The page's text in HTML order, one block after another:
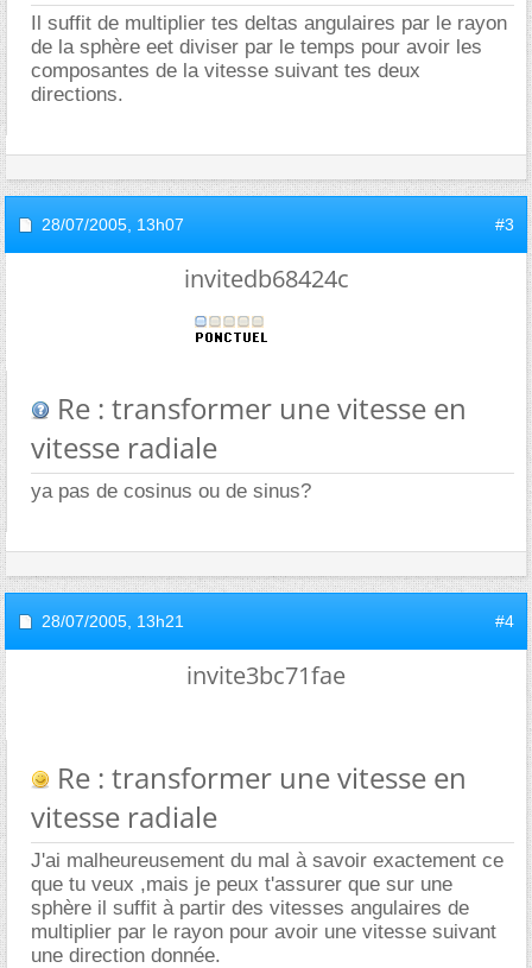
Il suffit de multiplier tes deltas angulaires par le rayon
de la sphère eet diviser par le temps pour avoir les
composantes de la vitesse suivant tes deux
directions.
28/07/2005, 13h07 #3
invitedb68424c
Re : transformer une vitesse en
vitesse radiale
ya pas de cosinus ou de sinus?
28/07/2005, 13h21 #4
invite3bc71fae
Re : transformer une vitesse en
vitesse radiale
J'ai malheureusement du mal à savoir exactement ce
que tu veux ,mais je peux t'assurer que sur une
sphère il suffit à partir des vitesses angulaires de
multiplier par le rayon pour avoir une vitesse suivant
une direction donnée.